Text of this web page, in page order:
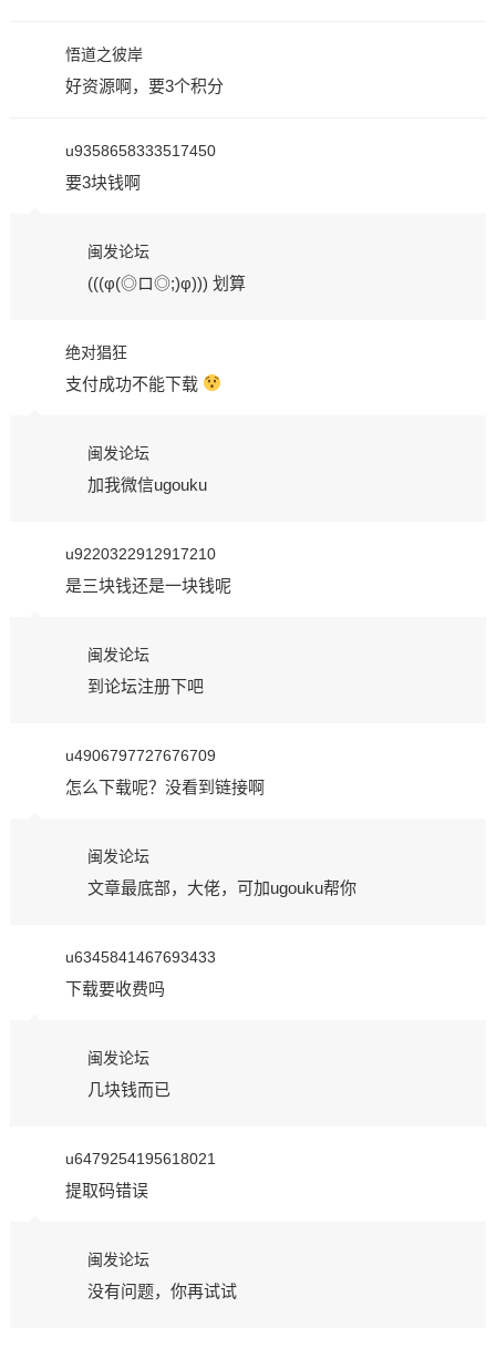
悟道之彼岸
好资源啊，要3个积分
u9358658333517450
要3块钱啊
闽发论坛
(((φ(◎ロ◎;)φ))) 划算
绝对猖狂
支付成功不能下载
闽发论坛
加我微信ugouku
u9220322912917210
是三块钱还是一块钱呢
闽发论坛
到论坛注册下吧
u4906797727676709
怎么下载呢？没看到链接啊
闽发论坛
文章最底部，大佬，可加ugouku帮你
u6345841467693433
下载要收费吗
闽发论坛
几块钱而已
u6479254195618021
提取码错误
闽发论坛
没有问题，你再试试